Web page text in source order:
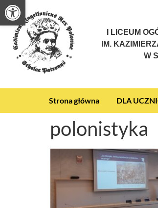
Otwórz pasek narzędzi
I LICEUM
IM.
W
Strona główna DLA
polonistyka